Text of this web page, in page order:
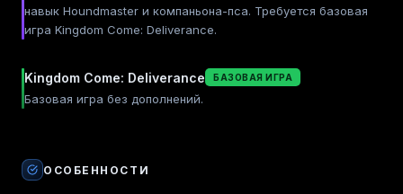
навык Houndmaster и компаньона-пса. Требуется базовая
игра Kingdom Come: Deliverance.
Kingdom Come: Deliverance БАЗОВАЯ ИГРА
Базовая игра без дополнений.
ОСОБЕННОСТИ